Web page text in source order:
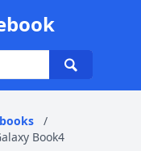
/
Book4